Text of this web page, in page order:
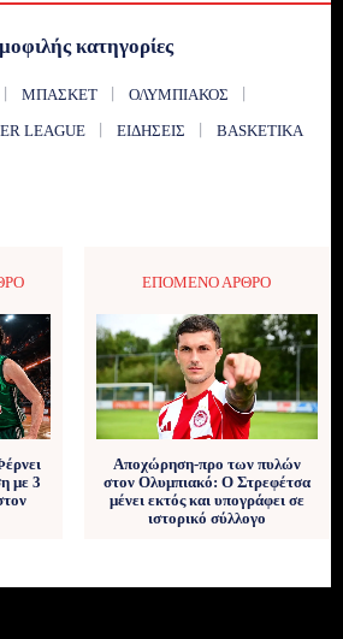
κατηγορίες
ΜΠΆΣΚΕΤ
ΟΛΥΜΠΙΑΚΌΣ
LEAGUE ΕΙΔΉΣΕΙΣ BASKETIKA
με 3
ΕΠΌΜΕΝΟ ΆΡΘΡΟ
Αποχώρηση-προ των πυλών
στον Ολυμπιακό: Ο Στρεφέτσα
μένει εκτός και υπογράφει σε
ιστορικό σύλλογο